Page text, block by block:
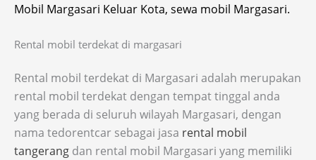
Mobil Margasari Keluar Kota, sewa mobil Margasari.
Rental mobil terdekat di margasari
Rental mobil terdekat di Margasari adalah merupakan
rental mobil terdekat dengan tempat tinggal anda
yang berada di seluruh wilayah Margasari, dengan
nama tedorentcar sebagai jasa rental mobil
tangerang dan rental mobil Margasari yang memiliki